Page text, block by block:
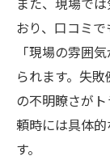
おり、口コミ
「現場の雰囲
られます。失
の不明瞭さが
頼時には具体
す。